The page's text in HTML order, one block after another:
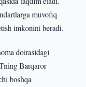
muvofiq
imkonini beradi.
doirasidagi
Barqaror
boshqa